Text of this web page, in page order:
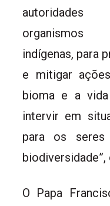
autoridades
organismos
indígenas, para
e mitigar
bioma e a
intervir em
para os
O Papa